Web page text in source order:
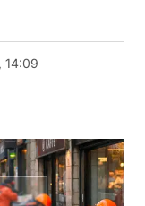
14:09